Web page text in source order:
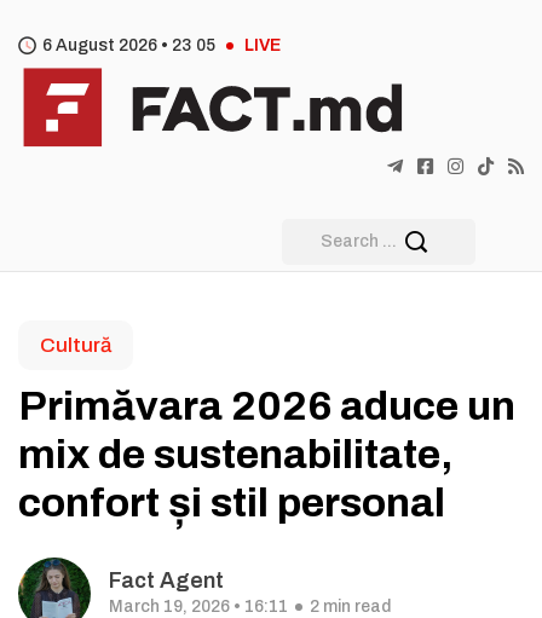
6 August 2026 • 23 05 LIVE
Cultură
Primăvara 2026 aduce un
mix de sustenabilitate,
confort și stil personal
Fact Agent
March 19, 2026 • 16:11 2 min read